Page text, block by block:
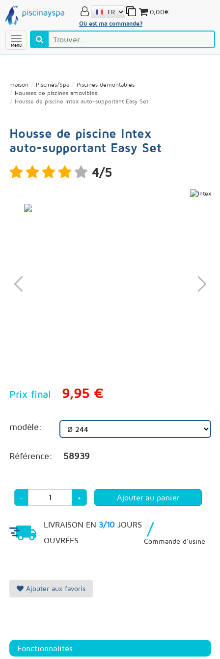
Menú
Où est ma commande?
0,00€
maison Piscines/Spa
Piscines démontables
Housses de piscines amovibles
Housse de piscine Intex auto-supportant Easy Set
Housse de piscine Intex
auto-supportant Easy Set
4/5
Prix final 9,95 €
modèle:
Référence: 58939
- +
LIVRAISON EN 3/10JOURS
OUVRÉES
/
Commande d'usine
Ajouter aux favoris
Fonctionnalités